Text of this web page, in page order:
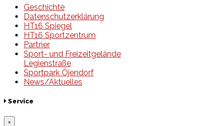
Geschichte
Datenschutzerklärung
HT16 Spiegel
HT16 Sportzentrum
Partner
Sport- und Freizeitgelände
Legienstraße
Sportpark Öjendorf
News/Aktuelles
Service
×